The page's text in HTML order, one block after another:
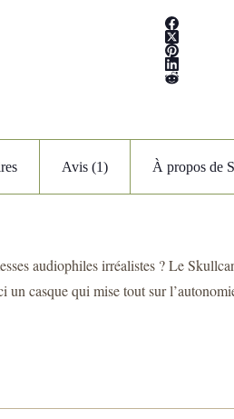
Avis (1) À propos de
audiophiles irréalistes ? Le
casque qui mise tout sur